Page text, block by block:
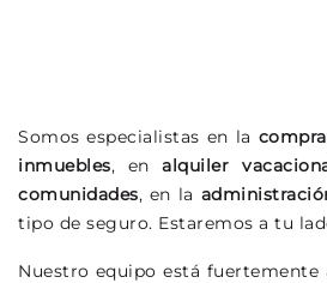
Somos especialistas en la
inmuebles, enalquiler
comunidades, en la
tipo de seguro. Estaremos a tu
Nuestro equipo está fuertemente